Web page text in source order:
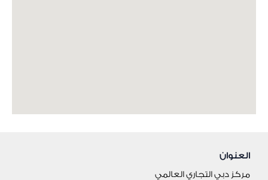
العنوان
مركز دبي التجاري العالمي